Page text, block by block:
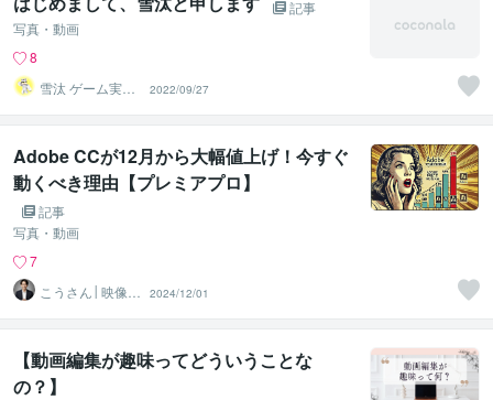
記事
写真・動画
8
雪汰 ゲーム実
況・実写動画制
作屋さん
2022/09/27
Adobe CCが12月から大幅値上げ！今すぐ
動くべき理由【プレミアプロ】
記事
写真・動画
7
こうさん│映像×
AI×SNS
2024/12/01
【動画編集が趣味ってどういうことな
の？】